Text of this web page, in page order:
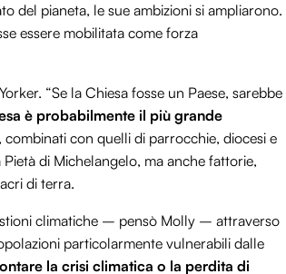
del pianeta, le sue ambizioni si ampliarono.
essere mobilitata come forza
“Se la Chiesa fosse un Paese, sarebbe
è probabilmente il più grande
combinati con quelli di parrocchie, diocesi e
di Michelangelo, ma anche fattorie,
di terra.
climatiche – pensò Molly – attraverso
particolarmente vulnerabili dalle
la crisi climatica o la perdita di